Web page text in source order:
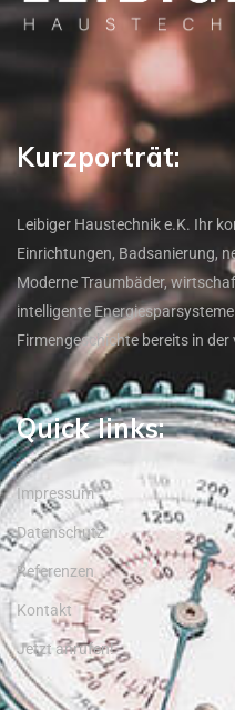
Kurzporträt:
Leibiger Haustechnik e.K. Ihr
Einrichtungen, Badsanierung,
Moderne Traumbäder,
intelligente
Firmengeschichte bereits in
Quick links:
Impressum
Datenschutz
Referenzen
Kontakt
Jetzt anrufen!